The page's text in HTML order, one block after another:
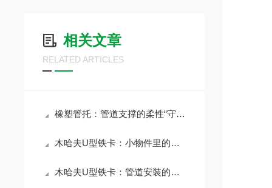
相关文章
RELATED ARTICLES
橡塑管托：管道支撑的柔性“守护者”
木哈夫U型铁卡：小物件里的大能量
木哈夫U型铁卡：管道安装的固定连接件